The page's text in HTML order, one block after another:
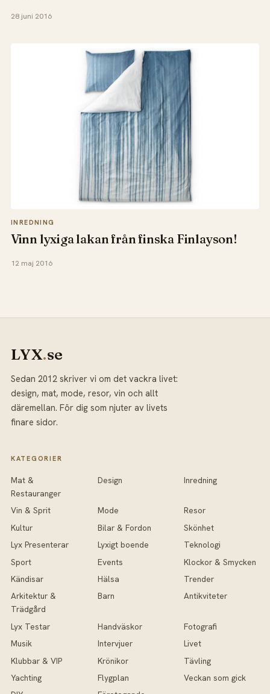
28 juni 2016
INREDNING
Vinn lyxiga lakan från finska Finlayson!
12 maj 2016
LYX.se
Sedan 2012 skriver vi om det vackra livet:
design, mat, mode, resor, vin och allt
däremellan. För dig som njuter av livets
finare sidor.
KATEGORIER
Mat &
Restauranger
Design Inredning
Vin & Sprit Mode
Resor
Kultur
Bilar & Fordon
Skönhet
Lyx Presenterar
Lyxigt boende
Teknologi
Sport
Events
Klockor & Smycken
Kändisar
Hälsa
Trender
Arkitektur &
Trädgård
Barn Antikviteter
Lyx Testar Handväskor
Fotografi
Musik
Intervjuer
Livet
Klubbar & VIP
Krönikor
Tävling
Yachting
Flygplan
Veckan som gick